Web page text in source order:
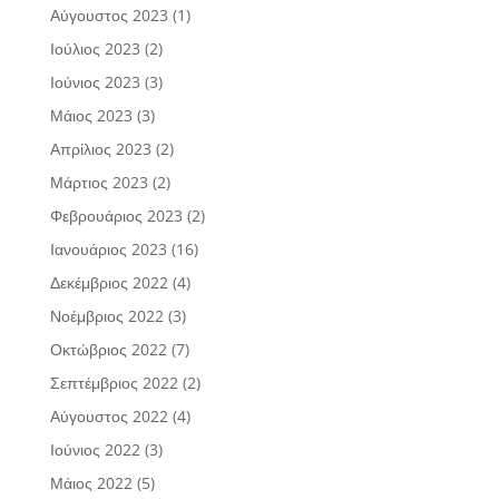
Αύγουστος 2023 (1)
Ιούλιος 2023 (2)
Ιούνιος 2023 (3)
Μάιος 2023 (3)
Απρίλιος 2023 (2)
Μάρτιος 2023 (2)
Φεβρουάριος 2023 (2)
Ιανουάριος 2023 (16)
Δεκέμβριος 2022(4)
Νοέμβριος 2022(3)
Οκτώβριος 2022(7)
Σεπτέμβριος 2022(2)
Αύγουστος 2022(4)
Ιούνιος 2022(3)
Μάιος 2022(5)